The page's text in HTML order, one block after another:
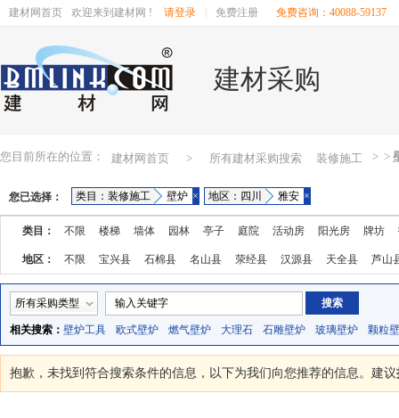
建材网首页 欢迎来到建材网 ! 请登录 免费注册 免费咨询：40088-59137
建材采购
您目前所在的位置： 建材网首页 > 所有建材采购搜索 >
装修施工 >
您已选择： 类目：装修施工 壁炉 × 地区：四川 雅安 ×
类目： 不限 楼梯 墙体 园林 亭子 庭院 活动房 阳光房 牌坊
地区： 不限 宝兴县 石棉县 名山县 荥经县 汉源县 天全县 芦山
所有采购类型
相关搜索： 壁炉工具 欧式壁炉 燃气壁炉 大理石 石雕壁炉 玻璃壁炉 颗粒
抱歉，未找到符合搜索条件的信息，以下为我们向您推荐的信息。建议